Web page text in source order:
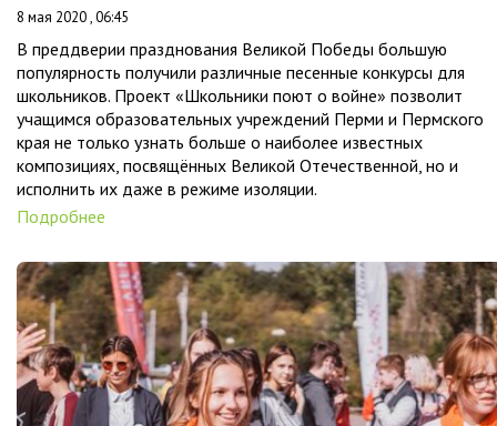
8 мая 2020 , 06:45
В преддверии празднования Великой Победы большую
популярность получили различные песенные конкурсы для
школьников. Проект «Школьники поют о войне» позволит
учащимся образовательных учреждений Перми и Пермского
края не только узнать больше о наиболее известных
композициях, посвящённых Великой Отечественной, но и
исполнить их даже в режиме изоляции.
Подробнее